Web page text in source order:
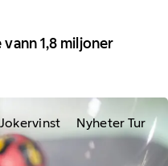
1,8 miljoner
Jokervinst Nyheter Tur